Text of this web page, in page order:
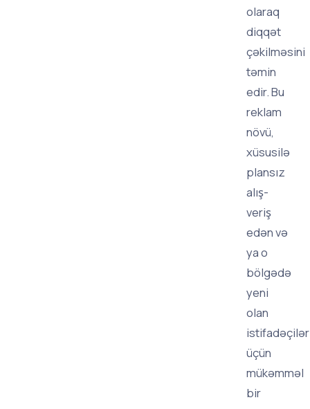
olaraq
diqqət
çəkilməsini
təmin
edir. Bu
reklam
növü,
xüsusilə
plansız
alış-
veriş
edən və
ya o
bölgədə
yeni
olan
istifadəçilər
üçün
mükəmməl
bir